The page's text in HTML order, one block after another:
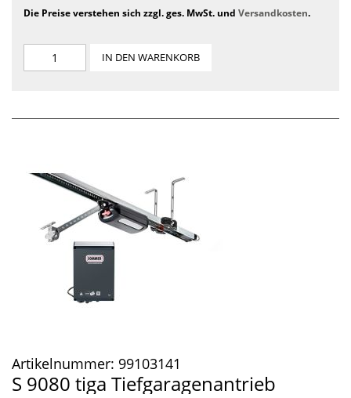
Die Preise verstehen sich zzgl. ges. MwSt. und Versandkosten.
IN DEN WARENKORB
Artikelnummer: 99103141
S 9080 tiga Tiefgaragenantrieb